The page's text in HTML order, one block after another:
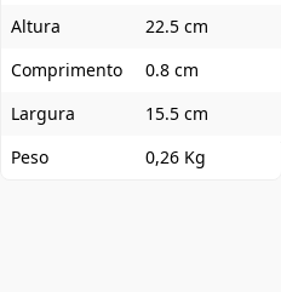
Altura
22.5 cm
Comprimento
0.8 cm
Largura
15.5 cm
Peso
0,26 Kg